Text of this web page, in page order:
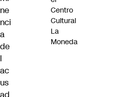
ne
nci
a
de
l
ac
us
ad
Centro
Cultural
La
Moneda